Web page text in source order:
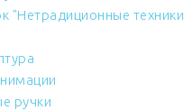
"Нетрадиционные техники
ручки